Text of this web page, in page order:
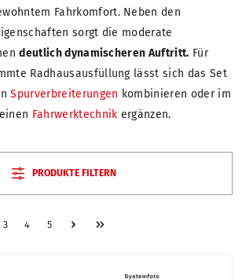
Fahrkomfort. Neben den
sorgt die moderate
deutlich dynamischeren Auftritt. Für
Radhausausfüllung lässt sich das Set
Spurverbreiterungen kombinieren oder im
Fahrwerktechnik ergänzen.
PRODUKTE FILTERN
3 4 5